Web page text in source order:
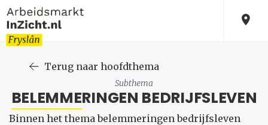
Terug naar hoofdthema
Subthema
BELEMMERINGEN BEDRIJFSLEVEN
Binnen het thema belemmeringen bedrijfsleven